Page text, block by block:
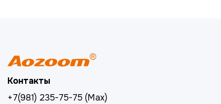
Контакты
+7(981) 235-75-75 (Max)